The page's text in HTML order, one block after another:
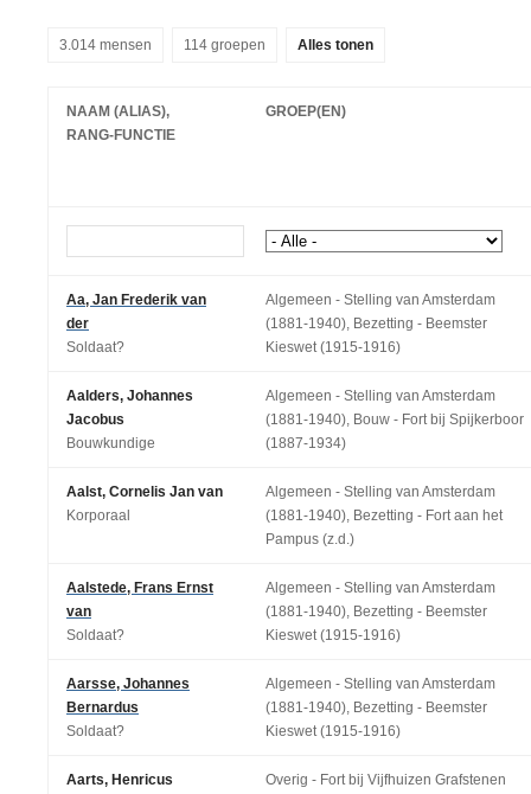
3.014 mensen 114 groepen Alles tonen
NAAM (ALIAS),
RANG-FUNCTIE
GROEP(EN)
Aa, Jan Frederik van
der
Soldaat?
Algemeen - Stelling van Amsterdam
(1881-1940), Bezetting - Beemster
Kieswet (1915-1916)
Aalders, Johannes
Jacobus
Bouwkundige
Algemeen - Stelling van Amsterdam
(1881-1940), Bouw - Fort bij Spijkerboor
(1887-1934)
Aalst, Cornelis Jan van
Korporaal
Algemeen - Stelling van Amsterdam
(1881-1940), Bezetting - Fort aan het
Pampus (z.d.)
Aalstede, Frans Ernst
van
Soldaat?
Algemeen - Stelling van Amsterdam
(1881-1940), Bezetting - Beemster
Kieswet (1915-1916)
Aarsse, Johannes
Bernardus
Soldaat?
Algemeen - Stelling van Amsterdam
(1881-1940), Bezetting - Beemster
Kieswet (1915-1916)
Aarts, Henricus
Overig - Fort bij Vijfhuizen Grafstenen